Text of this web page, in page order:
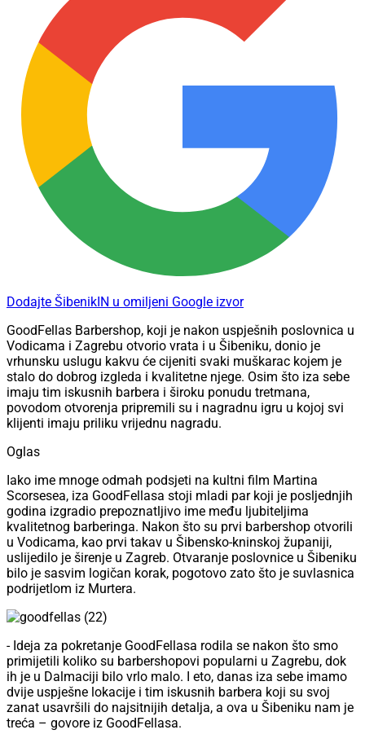
Dodajte ŠibenikIN u omiljeni Google izvor
GoodFellas Barbershop, koji je nakon uspješnih poslovnica u
Vodicama i Zagrebu otvorio vrata i u Šibeniku, donio je
vrhunsku uslugu kakvu će cijeniti svaki muškarac kojem je
stalo do dobrog izgleda i kvalitetne njege. Osim što iza sebe
imaju tim iskusnih barbera i široku ponudu tretmana,
povodom otvorenja pripremili su i nagradnu igru u kojoj svi
klijenti imaju priliku vrijednu nagradu.
Oglas
Iako ime mnoge odmah podsjeti na kultni film Martina
Scorsesea, iza GoodFellasa stoji mladi par koji je posljednjih
godina izgradio prepoznatljivo ime među ljubiteljima
kvalitetnog barberinga. Nakon što su prvi barbershop otvorili
u Vodicama, kao prvi takav u Šibensko-kninskoj županiji,
uslijedilo je širenje u Zagreb. Otvaranje poslovnice u Šibeniku
bilo je sasvim logičan korak, pogotovo zato što je suvlasnica
podrijetlom iz Murtera.
- Ideja za pokretanje GoodFellasa rodila se nakon što smo
primijetili koliko su barbershopovi popularni u Zagrebu, dok
ih je u Dalmaciji bilo vrlo malo. I eto, danas iza sebe imamo
dvije uspješne lokacije i tim iskusnih barbera koji su svoj
zanat usavršili do najsitnijih detalja, a ova u Šibeniku nam je
treća – govore iz GoodFellasa.